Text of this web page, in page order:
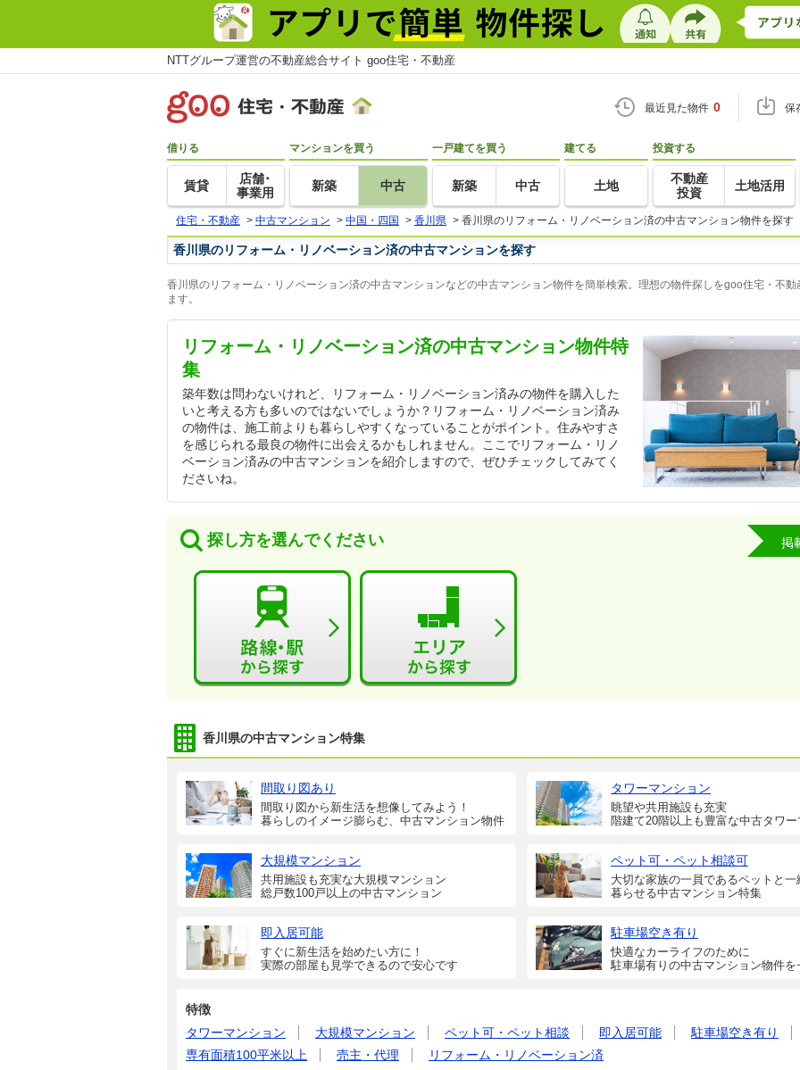
NTTグループ運営の不動産総合サイト goo住宅・不動産
最近見た物件 0 保
借りる
賃貸
店舗･
事業用
マンションを買う
新築 中古
一戸建てを買う
新築 中古
建てる
土地
投資する
不動産
投資
土地活用
住宅・不動産 > 中古マンション > 中国・四国 > 香川県 > 香川県のリフォーム・リノベーション済の中古マンション物件を探す
香川県のリフォーム・リノベーション済の中古マンションを探す
香川県のリフォーム・リノベーション済の中古マンションなどの中古マンション物件を簡単検索。理想の物件探しをgoo住宅・不動
ます。
リフォーム・リノベーション済の中古マンション物件特
集
築年数は問わないけれど、リフォーム・リノベーション済みの物件を購入した
いと考える方も多いのではないでしょうか？リフォーム・リノベーション済み
の物件は、施工前よりも暮らしやすくなっていることがポイント。住みやすさ
を感じられる最良の物件に出会えるかもしれません。ここでリフォーム・リノ
ベーション済みの中古マンションを紹介しますので、ぜひチェックしてみてく
ださいね。
探し方を選んでください 掲
香川県の中古マンション特集
間取り図あり
間取り図から新生活を想像してみよう！
暮らしのイメージ膨らむ、中古マンション物件
タワーマンション
眺望や共用施設も充実
階建て20階以上も豊富な中古タワ
大規模マンション
共用施設も充実な大規模マンション
総戸数100戸以上の中古マンション
ペット可・ペット相談可
大切な家族の一員であるペットと一
暮らせる中古マンション特集
即入居可能
すぐに新生活を始めたい方に！
実際の部屋も見学できるので安心です
駐車場空き有り
快適なカーライフのために
駐車場有りの中古マンション物件を
特徴
タワーマンション
大規模マンション ペット可・ペット相談 即入居可能
駐車場空き有り
専有面積100平米以上
売主・代理 リフォーム・リノベーション済